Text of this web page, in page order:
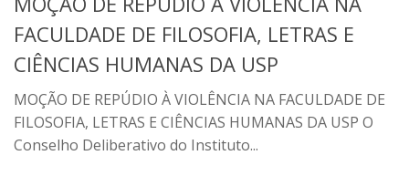
CaC
CD
CDH
CEQUALI
CPg
FACULDADE DE FILOSOFIA, LETRAS E
CIÊNCIAS HUMANAS DA USP
MOÇÃO DE REPÚDIO À VIOLÊNCIA NA FACULDADE DE
FILOSOFIA, LETRAS E CIÊNCIAS HUMANAS DA USP O
Conselho Deliberativo do Instituto...